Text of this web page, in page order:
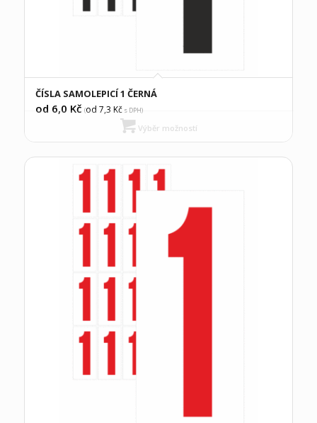
ČÍSLA SAMOLEPICÍ 1 ČERNÁ
od 6,0 Kč (od 7,3 Kčs DPH)
Výběr možností